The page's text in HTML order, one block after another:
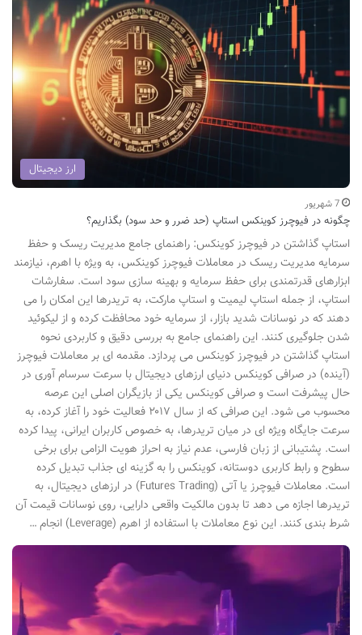
ارز دیجیتال
7 شهریور
چگونه در فیوچرز کوینکس استاپ (حد ضرر و حد سود) بگذاریم؟
استاپ گذاشتن در فیوچرز کوینکس: راهنمای جامع مدیریت ریسک و حفظ
سرمایه مدیریت ریسک در معاملات فیوچرز کوینکس، به ویژه با اهرم، نیازمند
ابزارهای قدرتمندی برای حفظ سرمایه و بهینه سازی سود است. سفارشات
استاپ، از جمله استاپ لیمیت و استاپ مارکت، به تریدرها این امکان را می
دهند که در نوسانات شدید بازار، از سرمایه خود محافظت کرده و از لیکوئید
شدن جلوگیری کنند. این راهنمای جامع به بررسی دقیق و کاربردی نحوه
استاپ گذاشتن در فیوچرز کوینکس می پردازد. مقدمه ای بر معاملات فیوچرز
(آینده) در صرافی کوینکس دنیای ارزهای دیجیتال با سرعت سرسام آوری در
حال پیشرفت است و صرافی کوینکس یکی از بازیگران اصلی این عرصه
محسوب می شود. این صرافی که از سال ۲۰۱۷ فعالیت خود را آغاز کرده، به
سرعت جایگاه ویژه ای در میان تریدرها، به خصوص کاربران ایرانی، پیدا کرده
است. پشتیبانی از زبان فارسی، عدم نیاز به احراز هویت الزامی برای برخی
سطوح و رابط کاربری دوستانه، کوینکس را به گزینه ای جذاب تبدیل کرده
است. معاملات فیوچرز یا آتی (Futures Trading) در ارزهای دیجیتال، به
تریدرها اجازه می دهد تا بدون مالکیت واقعی دارایی، روی نوسانات قیمت آن
شرط بندی کنند. این نوع معاملات با استفاده از اهرم (Leverage) انجام …